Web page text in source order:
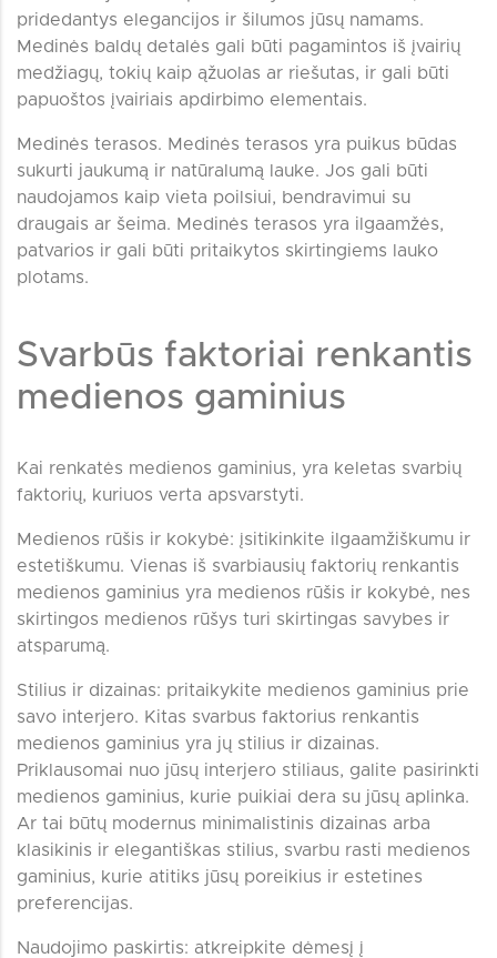
pridedantys elegancijos ir šilumos jūsų namams.
Medinės baldų detalės gali būti pagamintos iš įvairių
medžiagų, tokių kaip ąžuolas ar riešutas, ir gali būti
papuoštos įvairiais apdirbimo elementais.
Medinės terasos. Medinės terasos yra puikus būdas
sukurti jaukumą ir natūralumą lauke. Jos gali būti
naudojamos kaip vieta poilsiui, bendravimui su
draugais ar šeima. Medinės terasos yra ilgaamžės,
patvarios ir gali būti pritaikytos skirtingiems lauko
plotams.
Svarbūs faktoriai renkantis
medienos gaminius
Kai renkatės medienos gaminius, yra keletas svarbių
faktorių, kuriuos verta apsvarstyti.
Medienos rūšis ir kokybė: įsitikinkite ilgaamžiškumu ir
estetiškumu. Vienas iš svarbiausių faktorių renkantis
medienos gaminius yra medienos rūšis ir kokybė, nes
skirtingos medienos rūšys turi skirtingas savybes ir
atsparumą.
Stilius ir dizainas: pritaikykite medienos gaminius prie
savo interjero. Kitas svarbus faktorius renkantis
medienos gaminius yra jų stilius ir dizainas.
Priklausomai nuo jūsų interjero stiliaus, galite pasirinkti
medienos gaminius, kurie puikiai dera su jūsų aplinka.
Ar tai būtų modernus minimalistinis dizainas arba
klasikinis ir elegantiškas stilius, svarbu rasti medienos
gaminius, kurie atitiks jūsų poreikius ir estetines
preferencijas.
Naudojimo paskirtis: atkreipkite dėmesį į